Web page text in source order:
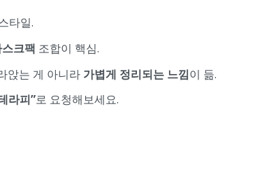
타일.
크팩 조합이 핵심.
앉는 게 아니라 가볍게 정리되는 느낌이 듦.
라피”로 요청해보세요.